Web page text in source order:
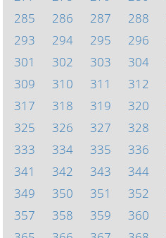
285
286 287 288
293
294 295 296
301
302 303 304
309
310 311 312
317
318 319 320
325
326 327 328
333
334 335 336
341
342 343 344
349
350 351 352
357
358 359 360